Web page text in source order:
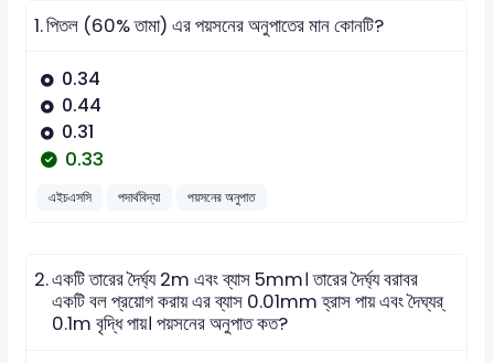
1.পিতল (60% তামা) এর পয়সনের অনুপাতের মান কোনটি?
0.34
0.44
0.31
0.33
এইচএসসি পদার্থবিদ্যা পয়সনের অনুপাত
2.একটি তারের দৈর্ঘ্য 2m এবং ব্যাস 5mm। তারের দৈর্ঘ্য বরাবর
একটি বল প্রয়োগ করায় এর ব্যাস 0.01mm হ্রাস পায় এবং দৈঘ্যর্
0.1m বৃদ্ধি পায়। পয়সনের অনুপাত কত?